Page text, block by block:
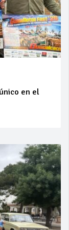
en el